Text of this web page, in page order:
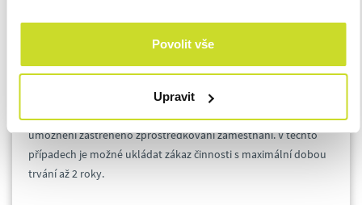
Povolit vše
Upravit
navyšuje se kauce o 100 procent (na 1 000 000
korun), a to i pro stávající agentury, které budou
muset částku doplatit na vyžádání GŘ ÚP.
zpřísnění postihů za nelegální
zaměstnávání, zastřené zprostředkování zaměstnání a
umožnění zastřeného zprostředkování zaměstnání. V těchto
případech je možné ukládat zákaz činnosti s maximální dobou
trvání až 2 roky.